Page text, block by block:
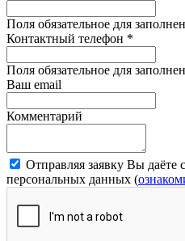
Поля обязательное для
Контактный телефон *
Поля обязательное для
Ваш email
Комментарий
Отправляя заявку Вы даёте
персональных данных (